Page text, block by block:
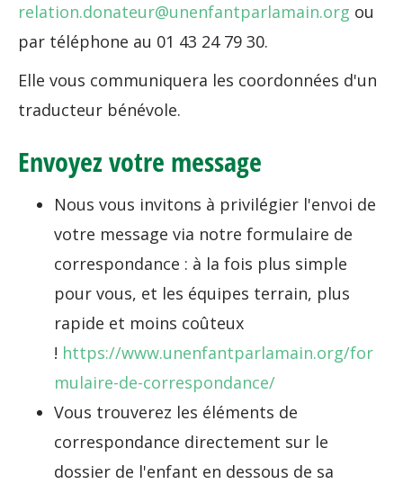
relation.donateur@unenfantparlamain.org ou
par téléphone au 01 43 24 79 30.
Elle vous communiquera les coordonnées d'un
traducteur bénévole.
Envoyez votre message
Nous vous invitons à privilégier l'envoi de
votre message via notre formulaire de
correspondance : à la fois plus simple
pour vous, et les équipes terrain, plus
rapide et moins coûteux
! https://www.unenfantparlamain.org/for
mulaire-de-correspondance/
Vous trouverez les éléments de
correspondance directement sur le
dossier de l'enfant en dessous de sa